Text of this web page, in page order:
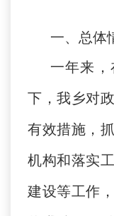
一、总体
一年来
下，我乡对
有效措施，
机构和落实
建设等工作